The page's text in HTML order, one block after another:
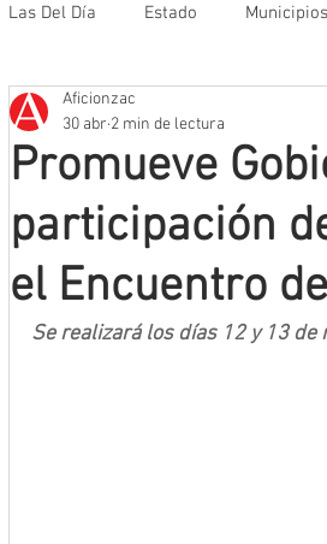
Las Del Día Estado Municipios
Que no se olvide
Mineros LNBP
Promueve
participación
el Encuentro
Aficionzac
30 abr 2 min de lectura
Se realizará los días 12 y 13 de